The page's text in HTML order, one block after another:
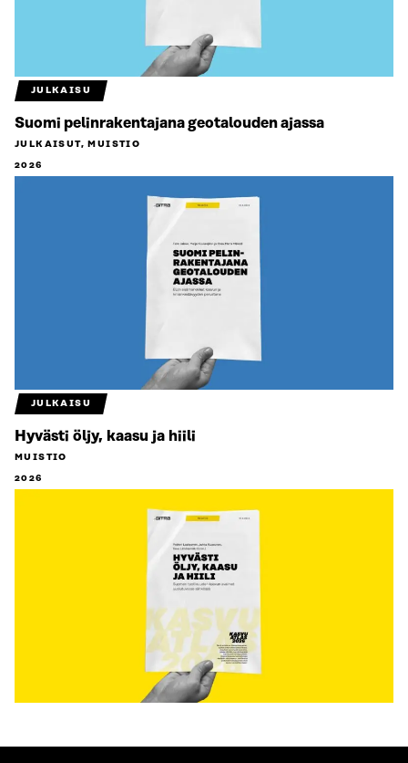
JULKAISU
Suomi pelinrakentajana geotalouden ajassa
JULKAISUT, MUISTIO
2026
JULKAISU
Hyvästi öljy, kaasu ja hiili
MUISTIO
2026